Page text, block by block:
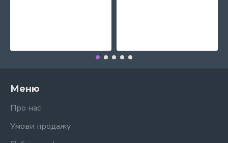
Меню
Про нас
Умови продажу